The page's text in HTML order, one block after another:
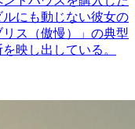
にも動じない彼女の
ス（傲慢）」の典型
映し出している。